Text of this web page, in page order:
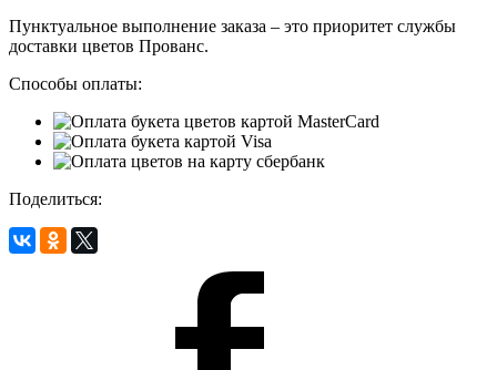
Пунктуальное выполнение заказа – это приоритет службы
доставки цветов Прованс.
Способы оплаты:
Поделиться: